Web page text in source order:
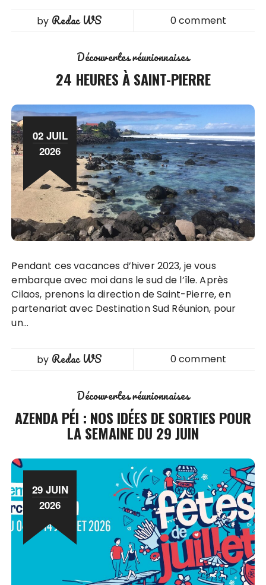
by Redac WS 0 comment
Découvertes réunionnaises
24 HEURES À SAINT-PIERRE
02 JUIL
2026
Pendant ces vacances d’hiver 2023, je vous
embarque avec moi dans le sud de l’île. Après
Cilaos, prenons la direction de Saint-Pierre, en
partenariat avec Destination Sud Réunion, pour
un…
by Redac WS 0 comment
Découvertes réunionnaises
AZENDA PÉI : NOS IDÉES DE SORTIES POUR
LA SEMAINE DU 29 JUIN
29 JUIN
2026